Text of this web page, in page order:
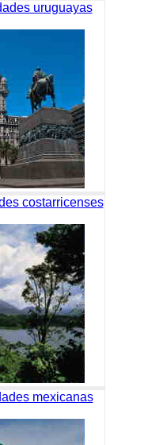
uruguayas
costarricenses
mexicanas